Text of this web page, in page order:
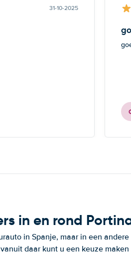
31-10-2025
in en rond
in Spanje, maar in een
daar kunt u een keuze